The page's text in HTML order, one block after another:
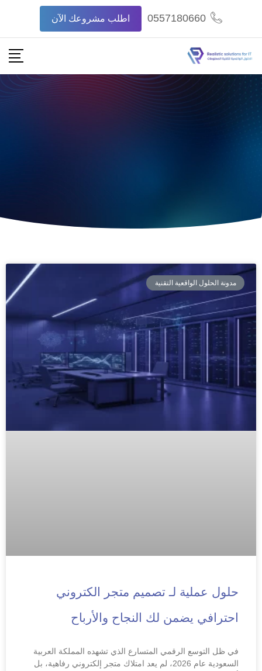
0557180660 اطلب مشروعك الآن
مدونة الحلول الواقعية التقنية
حلول عملية لـ تصميم متجر الكتروني
احترافي يضمن لك النجاح والأرباح
في ظل التوسع الرقمي المتسارع الذي تشهده المملكة العربية
السعودية عام 2026، لم يعد امتلاك متجر إلكتروني رفاهية، بل